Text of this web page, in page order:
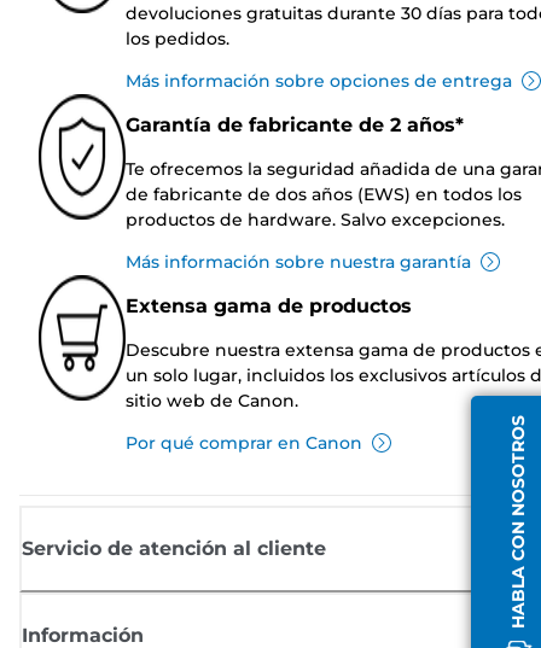
HABLA CON NOSOTROS
devoluciones gratuitas durante 30 días para
los pedidos.
Más información sobre opciones de entrega
Garantía de fabricante de 2 años*
Te ofrecemos la seguridad añadida de una
de fabricante de dos años (EWS) en todos los
productos de hardware. Salvo excepciones.
Más información sobre nuestra garantía
Extensa gama de productos
Descubre nuestra extensa gama de productos
un solo lugar, incluidos los exclusivos artículos
sitio web de Canon.
Por qué comprar en Canon
Servicio de atención al cliente
Información